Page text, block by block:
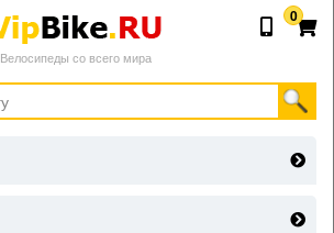
Велосипеды со всего мира
0